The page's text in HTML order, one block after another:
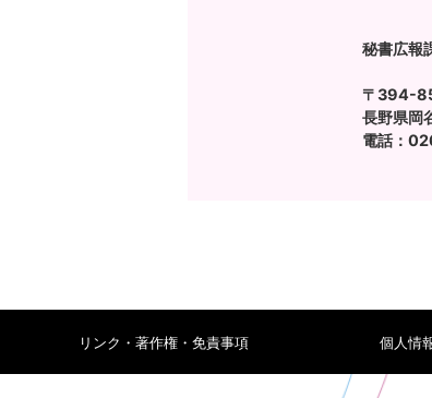
秘書広報
〒394-
長野県岡
電話：
リンク・著作権・免責事項 個人情